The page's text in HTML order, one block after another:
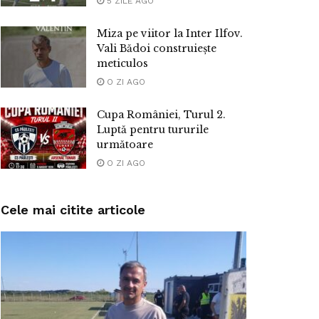
Miza pe viitor la Inter Ilfov.
Vali Bădoi construiește
meticulos
O ZI AGO
Cupa României, Turul 2.
Luptă pentru tururile
următoare
O ZI AGO
Cele mai citite articole